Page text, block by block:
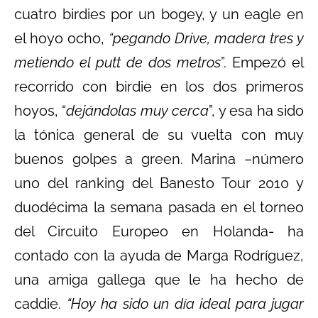
cuatro birdies por un bogey, y un eagle en
el hoyo ocho, “pegando Drive, madera tres y
metiendo el putt de dos metros”. Empezó el
recorrido con birdie en los dos primeros
hoyos, “dejándolas muy cerca”, y esa ha sido
la tónica general de su vuelta con muy
buenos golpes a green. Marina –número
uno del ranking del Banesto Tour 2010 y
duodécima la semana pasada en el torneo
del Circuito Europeo en Holanda- ha
contado con la ayuda de Marga Rodríguez,
una amiga gallega que le ha hecho de
caddie. “Hoy ha sido un día ideal para jugar